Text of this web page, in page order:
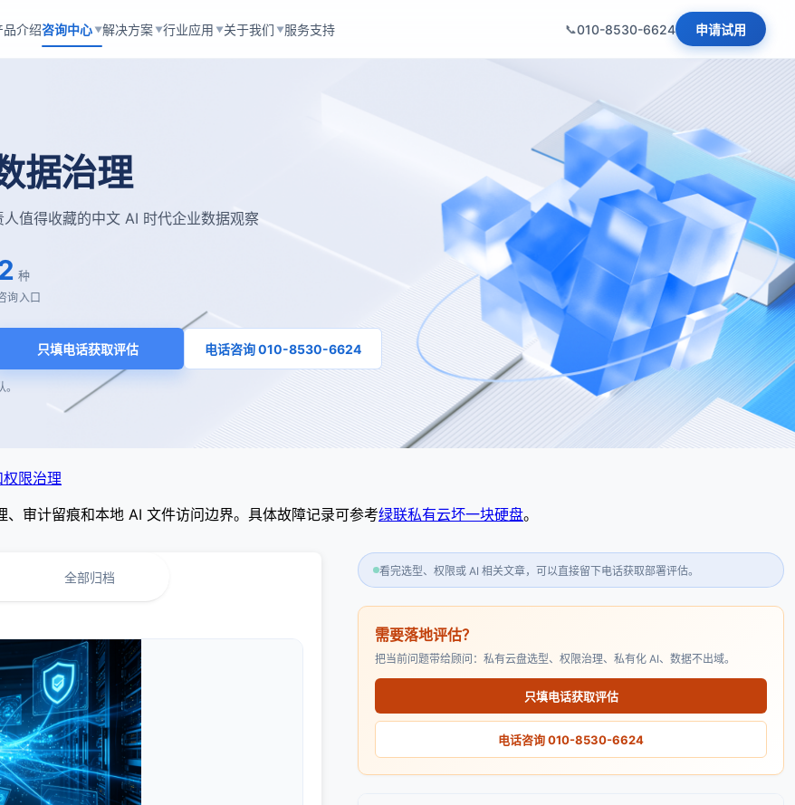
品介绍咨询中心 ▼解决方案 ▼行业应用 ▼关于我们 ▼服务支持 010-8530-6624 申请试用
据治理
值得收藏的中文 AI 时代企业数据观察
种
询入口
只填电话获取评估 电话咨询 010-8530-6624
限治理
审计留痕和本地 AI 文件访问边界。具体故障记录可参考绿联私有云坏一块硬盘。
全部归档 看完选型、权限或 AI 相关文章，可以直接留下电话获取部署评估。
需要落地评估？
把当前问题带给顾问：私有云盘选型、权限治理、私有化 AI、数据不出域。
只填电话获取评估
电话咨询 010-8530-6624